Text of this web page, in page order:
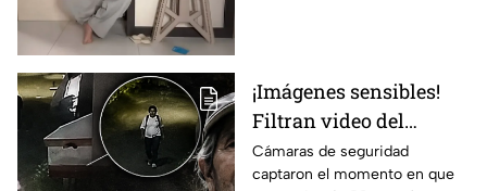
¡Imágenes sensibles!
Filtran video del
asesinato de abuelita
vendedora de cemitas
Cámaras de seguridad
captaron el momento en que